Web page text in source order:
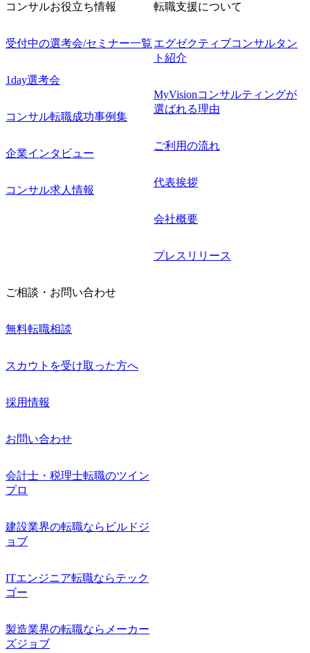
コンサルお役立ち情報
受付中の選考会/セミナー一覧
1day選考会
コンサル転職成功事例集
企業インタビュー
コンサル求人情報
転職支援について
エグゼクティブコンサルタン
ト紹介
MyVisionコンサルティングが
選ばれる理由
ご利用の流れ
代表挨拶
会社概要
プレスリリース
ご相談・お問い合わせ
無料転職相談
スカウトを受け取った方へ
採用情報
お問い合わせ
会計士・税理士転職のツイン
プロ
建設業界の転職ならビルドジ
ョブ
ITエンジニア転職ならテック
ゴー
製造業界の転職ならメーカー
ズジョブ